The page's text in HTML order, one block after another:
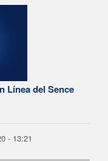
Línea del Sence
- 13:21